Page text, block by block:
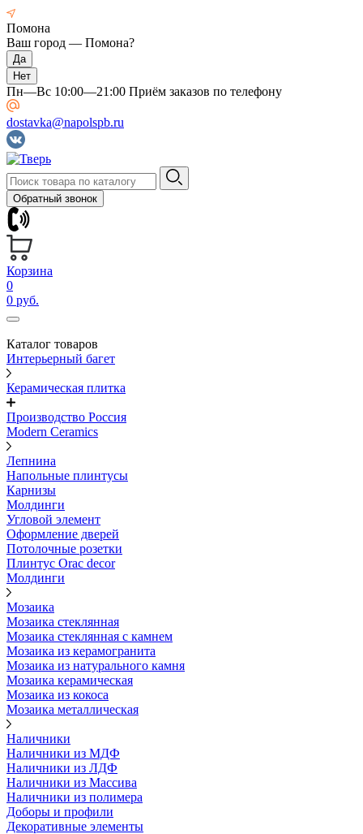
Помона
Ваш город — Помона?
Пн—Вс 10:00—21:00 Приём заказов по телефону
dostavka@napolspb.ru
Обратный звонок
Корзина
0
0 руб.
Каталог товаров
Интерьерный багет
Керамическая плитка
Производство Россия
Modern Ceramics
Лепнина
Напольные плинтусы
Карнизы
Молдинги
Угловой элемент
Оформление дверей
Потолочные розетки
Плинтус Orac decor
Молдинги
Мозаика
Мозаика стеклянная
Мозаика стеклянная с камнем
Мозаика из керамогранита
Мозаика из натурального камня
Мозаика керамическая
Мозаика из кокоса
Мозаика металлическая
Наличники
Наличники из МДФ
Наличники из ЛДФ
Наличники из Массива
Наличники из полимера
Доборы и профили
Декоративные элементы